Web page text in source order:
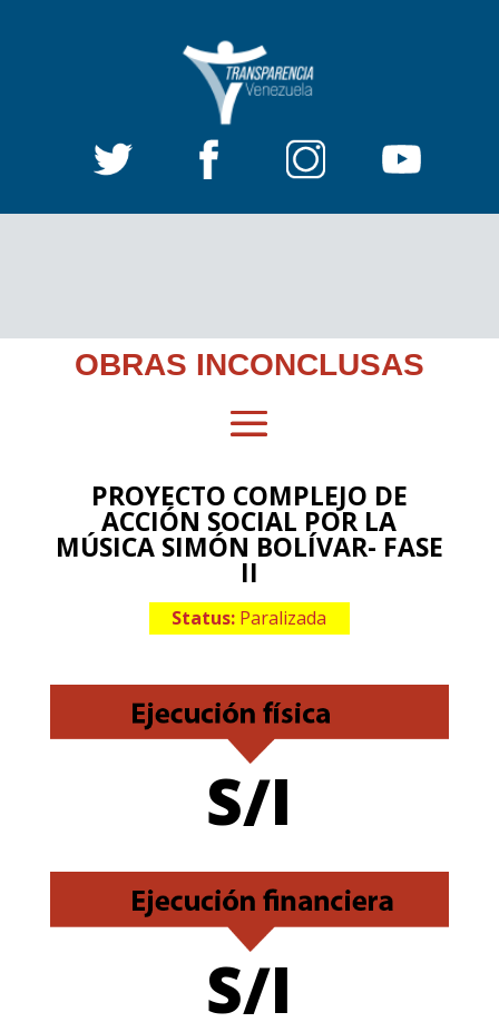
OBRAS INCONCLUSAS
PROYECTO COMPLEJO DE
ACCIÓN SOCIAL POR LA
MÚSICA SIMÓN BOLÍVAR- FASE
II
Status: Paralizada
S/I
S/I